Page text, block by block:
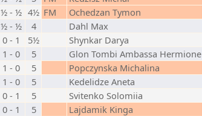
½ - ½ 4½ FM Ochedzan Tymon
½ - ½ 4 Dahl Max
0 - 1 5½ Shynkar Darya
1 - 0 5 Glon Tombi Ambassa Hermione
1 - 0 5 Popczynska Michalina
1 - 0 5 Kedelidze Aneta
0 - 1 5 Svitenko Solomiia
0 - 1 5 Lajdamik Kinga